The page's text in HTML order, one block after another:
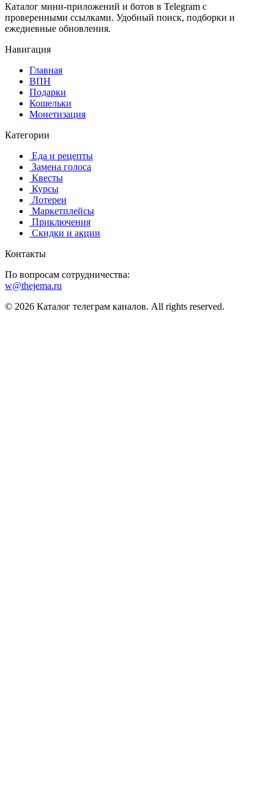
Каталог мини-приложений и ботов в Telegram с
проверенными ссылками. Удобный поиск, подборки и
ежедневные обновления.
Навигация
Главная
️ВПН
Подарки
Кошельки
Монетизация
Категории
️ ️Еда и рецепты
️ Замена голоса
️ Квесты
‍ Курсы
️ Лотереи
️ Маркетплейсы
️ Приключения
️ Скидки и акции
Контакты
По вопросам сотрудничества:
w@thejema.ru
© 2026 Каталог телеграм каналов. All rights reserved.